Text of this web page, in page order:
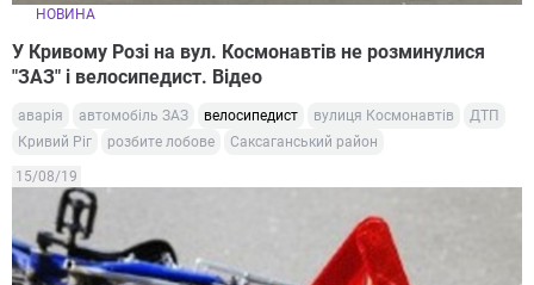
НОВИНА
У Кривому Розі на вул. Космонавтів не розминулися
"ЗАЗ" і велосипедист. Відео
аварія автомобіль ЗАЗ велосипедист вулиця Космонавтів
ДТП
Кривий Ріг
розбите лобове Саксаганський район
15/08/19